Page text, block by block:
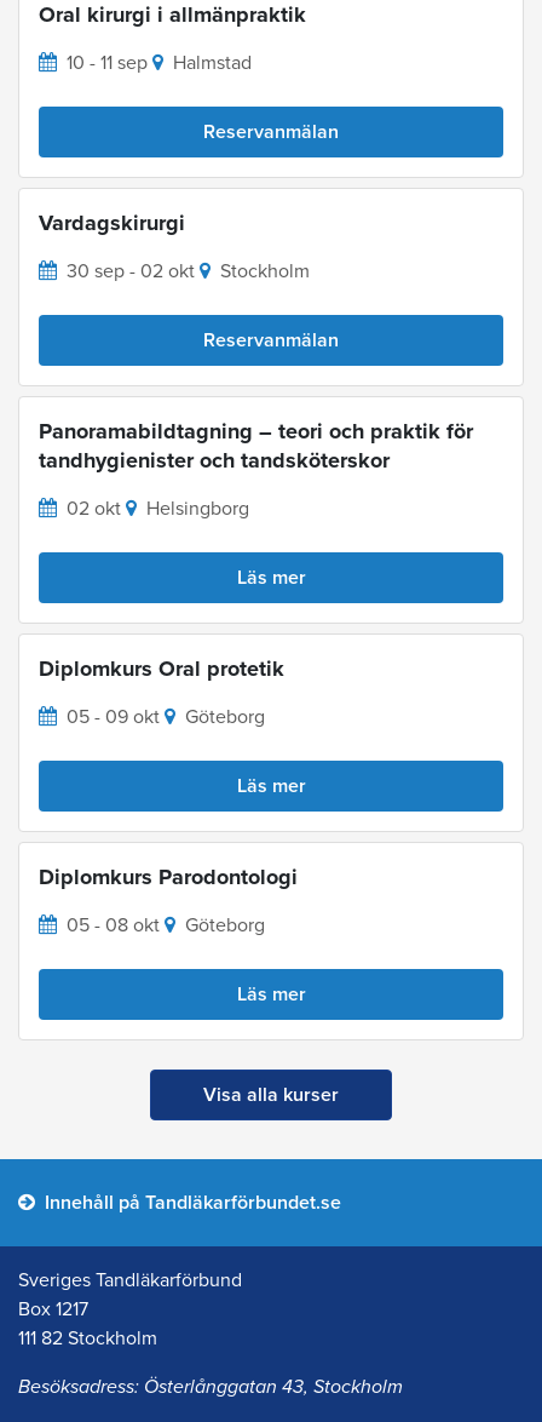
Oral kirurgi i allmänpraktik
10 - 11 sep Halmstad
Reservanmälan
Vardagskirurgi
30 sep - 02 okt Stockholm
Reservanmälan
Panoramabildtagning – teori och praktik för
tandhygienister och tandsköterskor
02 okt Helsingborg
Läs mer
Diplomkurs Oral protetik
05 - 09 okt Göteborg
Läs mer
Diplomkurs Parodontologi
05 - 08 okt Göteborg
Läs mer
Visa alla kurser
Innehåll på Tandläkarförbundet.se
Sveriges Tandläkarförbund
Box 1217
111 82 Stockholm
Besöksadress: Österlånggatan 43, Stockholm